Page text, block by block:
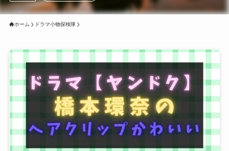
ホーム ドラマ小物探検隊